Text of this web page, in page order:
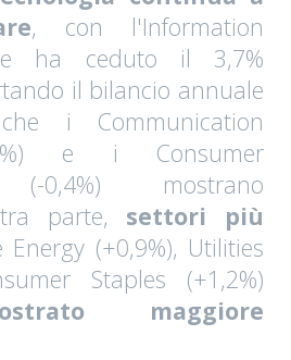
, con l'Information
ha ceduto il 3,7%
il bilancio annuale
i Communication
e i Consumer
(-0,4%) mostrano
parte, settori più
Energy (+0,9%), Utilities
Staples (+1,2%)
maggiore